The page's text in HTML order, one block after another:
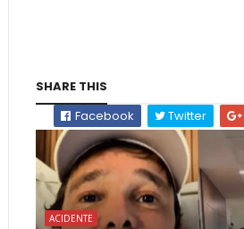
SHARE THIS
Facebook
Twitter
ACIDENTE